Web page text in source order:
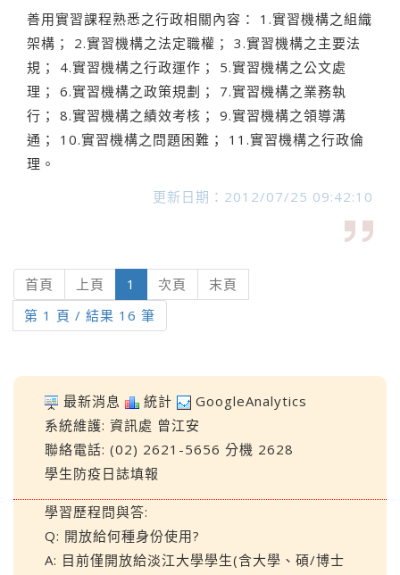
善用實習課程熟悉之行政相關內容： 1.實習機構之組織
架構； 2.實習機構之法定職權； 3.實習機構之主要法
規； 4.實習機構之行政運作； 5.實習機構之公文處
理； 6.實習機構之政策規劃； 7.實習機構之業務執
行； 8.實習機構之績效考核； 9.實習機構之領導溝
通； 10.實習機構之問題困難； 11.實習機構之行政倫
理。
更新日期：2012/07/25 09:42:10
首頁 上頁 1 (current)
次頁
末頁
第 1 頁 / 結果 16 筆
最新消息 統計
GoogleAnalytics
系統維護: 資訊處 曾江安
聯絡電話: (02) 2621-5656 分機 2628
學生防疫日誌填報
學習歷程問與答:
Q: 開放給何種身份使用?
A: 目前僅開放給淡江大學學生(含大學、碩/博士